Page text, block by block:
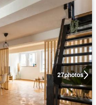
27photos